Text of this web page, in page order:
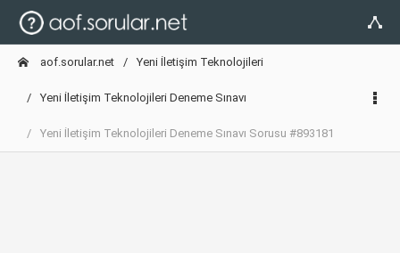
aof.sorular.net Yeni İletişim Teknolojileri
Yeni İletişim Teknolojileri Deneme Sınavı
Yeni İletişim Teknolojileri Deneme Sınavı Sorusu #893181